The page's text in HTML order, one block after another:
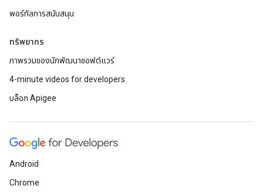
พอร์ทัลการสนับสนุน
ทรัพยากร
ภาพรวมของนักพัฒนาซอฟต์แวร์
4-minute videos for developers
บล็อก Apigee
Android
Chrome